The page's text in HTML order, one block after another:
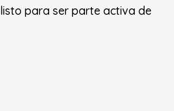
para ser parte activa de